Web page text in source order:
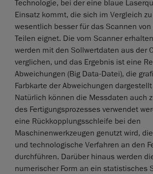
Technologie, bei der eine blaue
Einsatz kommt, die sich im Vergleich
wesentlich besser für das Scannen
Teilen eignet. Die vom Scanner
werden mit den Sollwertdaten aus der
verglichen, und das Ergebnis ist eine
Abweichungen (Big Data-Datei), die
Farbkarte der Abweichungen
Natürlich können die Messdaten auch
des Fertigungsprozesses verwendet
eine Rückkopplungsschleife bei den
Maschinenwerkzeugen genutzt wird,
und technologische Verfahren an den
durchführen. Darüber hinaus werden
numerischer Form an ein statistisches